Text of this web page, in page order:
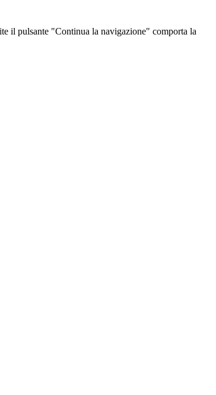
il pulsante "Continua la navigazione" comporta la